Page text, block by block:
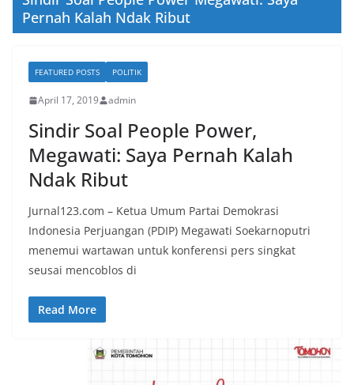
Pernah Kalah Ndak Ribut
FEATURED POSTS POLITIK
April 17, 2019 admin
Sindir Soal People Power,
Megawati: Saya Pernah Kalah
Ndak Ribut
Jurnal123.com – Ketua Umum Partai Demokrasi
Indonesia Perjuangan (PDIP) Megawati Soekarnoputri
menemui wartawan untuk konferensi pers singkat
seusai mencoblos di
Read More